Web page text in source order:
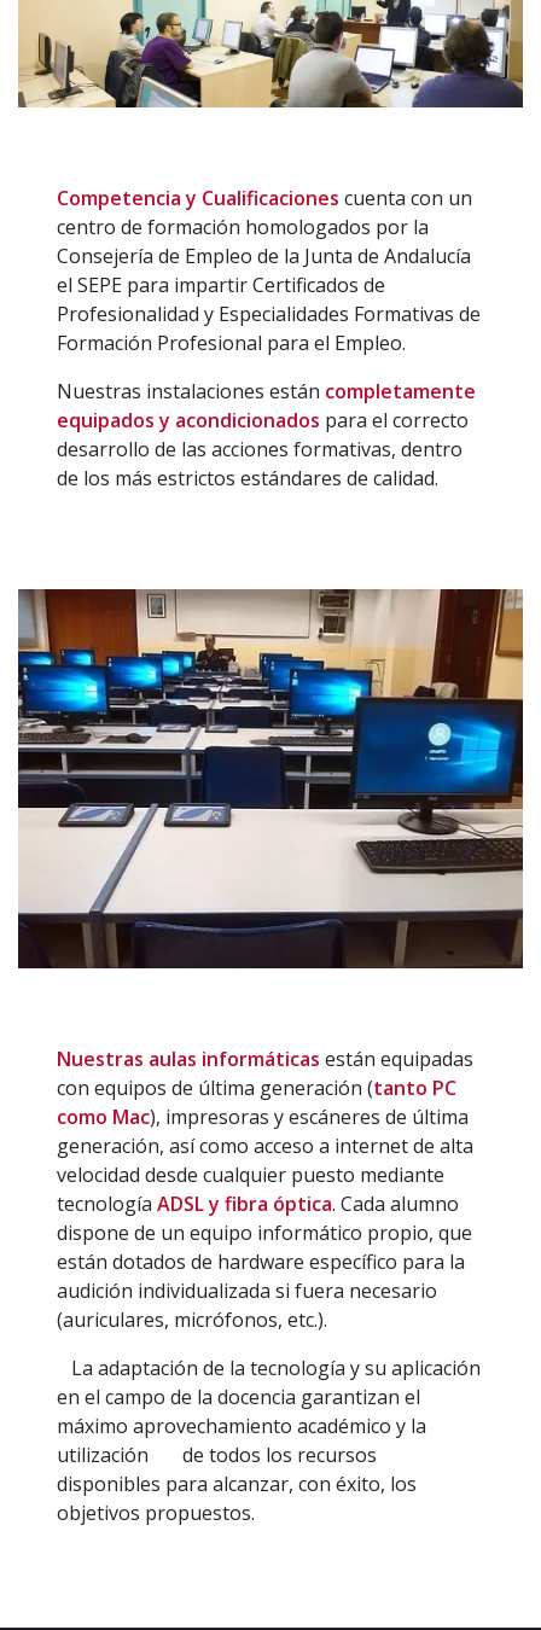
Competencia y Cualificaciones cuenta con un
centro de formación homologados por la
Consejería de Empleo de la Junta de Andalucía
el SEPE para impartir Certificados de
Profesionalidad y Especialidades Formativas de
Formación Profesional para el Empleo.
Nuestras instalaciones están completamente
equipados y acondicionados para el correcto
desarrollo de las acciones formativas, dentro
de los más estrictos estándares de calidad.
Nuestras aulas informáticas están equipadas
con equipos de última generación (tanto PC
como Mac), impresoras y escáneres de última
generación, así como acceso a internet de alta
velocidad desde cualquier puesto mediante
tecnología ADSL y fibra óptica. Cada alumno
dispone de un equipo informático propio, que
están dotados de hardware específico para la
audición individualizada si fuera necesario
(auriculares, micrófonos, etc.).
La adaptación de la tecnología y su aplicación
en el campo de la docencia garantizan el
máximo aprovechamiento académico y la
utilización de todos los recursos
disponibles para alcanzar, con éxito, los
objetivos propuestos.